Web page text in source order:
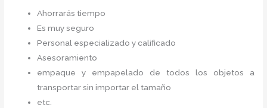
Ahorrarás tiempo
Es muy seguro
Personal especializado y calificado
Asesoramiento
empaque y empapelado de todos los objetos a
transportar sin importar el tamaño
etc.